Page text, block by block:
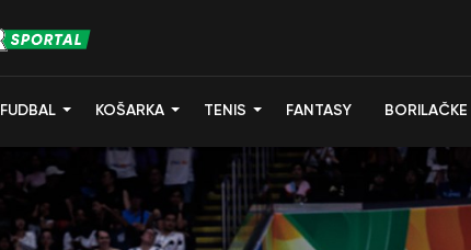
FUDBAL KOŠARKA TENIS FANTASY